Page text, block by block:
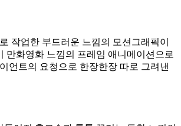
작업한 부드러운 느낌의 모션그래픽이
만화영화 느낌의 프레임 애니메이션으로
언트의 요청으로 한장한장 따로 그려낸